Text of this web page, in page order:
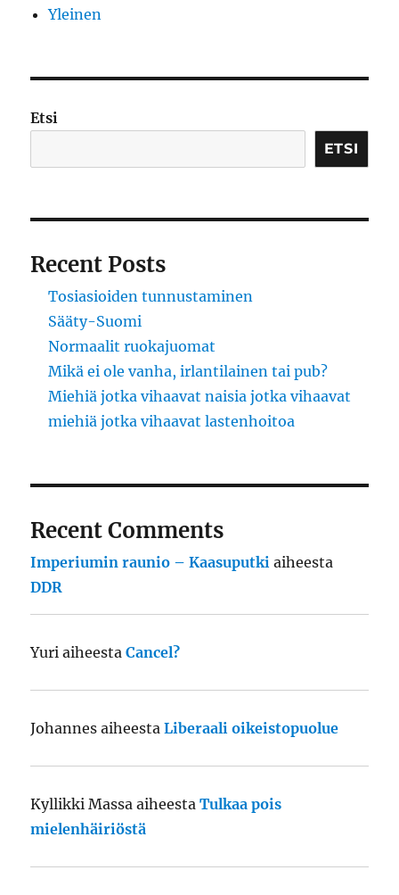
Yleinen
Etsi
ETSI
Recent Posts
Tosiasioiden tunnustaminen
Sääty-Suomi
Normaalit ruokajuomat
Mikä ei ole vanha, irlantilainen tai pub?
Miehiä jotka vihaavat naisia jotka vihaavat
miehiä jotka vihaavat lastenhoitoa
Recent Comments
Imperiumin raunio – Kaasuputki aiheesta
DDR
Yuri aiheestaCancel?
Johannes aiheestaLiberaali oikeistopuolue
Kyllikki Massa aiheestaTulkaa pois
mielenhäiriöstä